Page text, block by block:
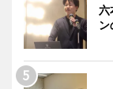
六
ン